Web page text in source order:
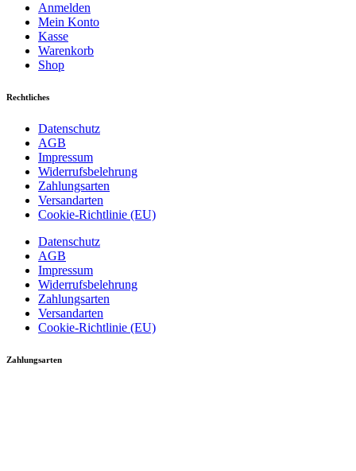
Anmelden
Mein Konto
Kasse
Warenkorb
Shop
Rechtliches
Datenschutz
AGB
Impressum
Widerrufsbelehrung
Zahlungsarten
Versandarten
Cookie-Richtlinie (EU)
Datenschutz
AGB
Impressum
Widerrufsbelehrung
Zahlungsarten
Versandarten
Cookie-Richtlinie (EU)
Zahlungsarten